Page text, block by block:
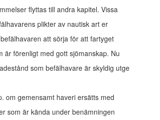
flyttas till andra kapitel. Vissa
plikter av nautisk art er­
att sörja för att fartyget
är förenligt med gott sjömanskap. Nu­
som befälhavare är skyldig utge
om gemensamt haveri ersätts med
som är kända under benämningen